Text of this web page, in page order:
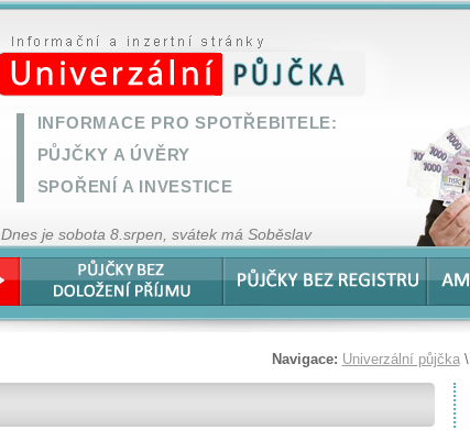
Dnes je sobota 8.srpen, svátek má Soběslav
INFORMACE PRO SPOTŘEBITELE:
PŮJČKY A ÚVĚRY
SPOŘENÍ A INVESTICE
Navigace: Univerzální půjčka\